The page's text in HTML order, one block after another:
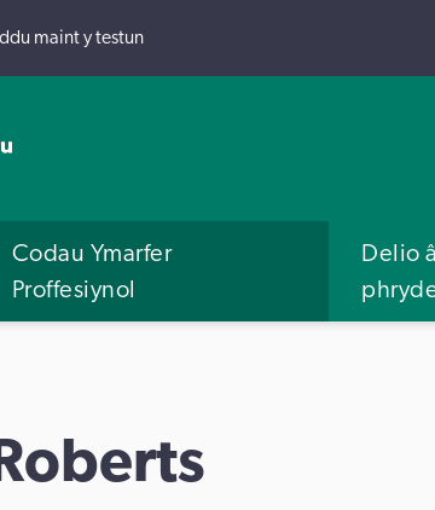
maint y testun
Codau Ymarfer
Proffesiynol
Delio â